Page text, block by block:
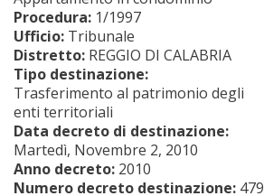
Procedura: 1/1997
Ufficio: Tribunale
Distretto: REGGIO DI CALABRIA
Tipo destinazione:
Trasferimento al patrimonio degli
enti territoriali
Data decreto di destinazione:
Martedì, Novembre 2, 2010
Anno decreto: 2010
Numero decreto destinazione: 479